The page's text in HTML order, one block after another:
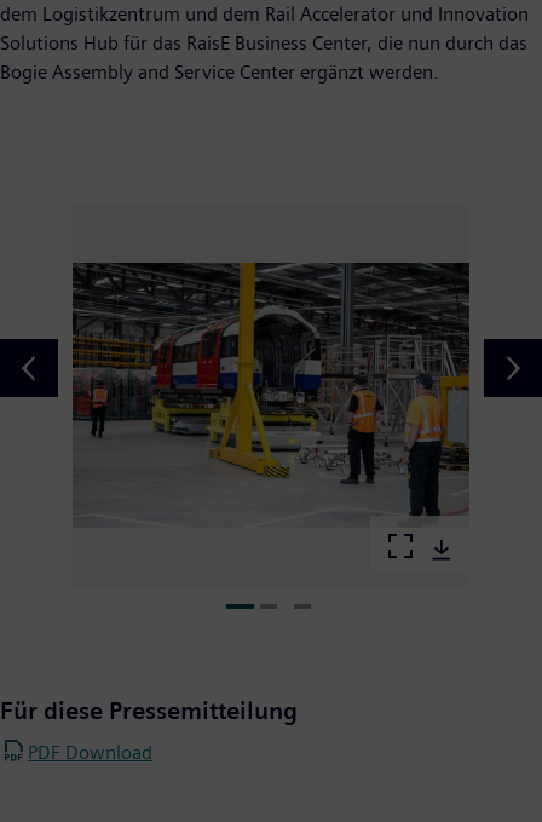
dem Logistikzentrum und dem Rail Accelerator und Innovation
Solutions Hub für das RaisE Business Center, die nun durch das
Bogie Assembly and Service Center ergänzt werden.
Für diese Pressemitteilung
PDF Download